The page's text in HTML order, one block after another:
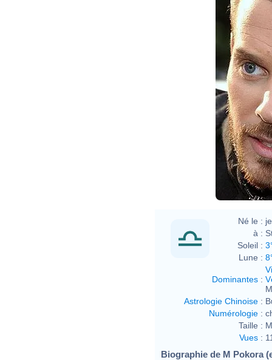
Né le :
à :
Soleil :
Lune :
Dominantes :
Astrologie Chinoise :
Numérologie :
Taille :
Vues :
Biographie de M Pokora